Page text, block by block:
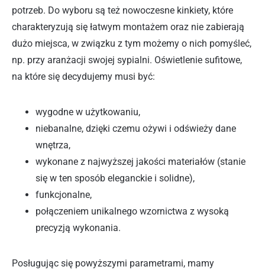
potrzeb. Do wyboru są też nowoczesne kinkiety, które
charakteryzują się łatwym montażem oraz nie zabierają
dużo miejsca, w związku z tym możemy o nich pomyśleć,
np. przy aranżacji swojej sypialni. Oświetlenie sufitowe,
na które się decydujemy musi być:
wygodne w użytkowaniu,
niebanalne, dzięki czemu ożywi i odświeży dane
wnętrza,
wykonane z najwyższej jakości materiałów (stanie
się w ten sposób eleganckie i solidne),
funkcjonalne,
połączeniem unikalnego wzornictwa z wysoką
precyzją wykonania.
Posługując się powyższymi parametrami, mamy